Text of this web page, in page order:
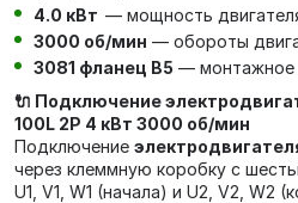
4.0 кВт — мощность
3000 об/мин — обороты
3081 фланец В5 — монтажное
🔌 Подключение
100L 2P 4 кВт 3000 об/мин
Подключение
через клеммную коробку с
U1, V1, W1 (начала) и U2, V2, W2